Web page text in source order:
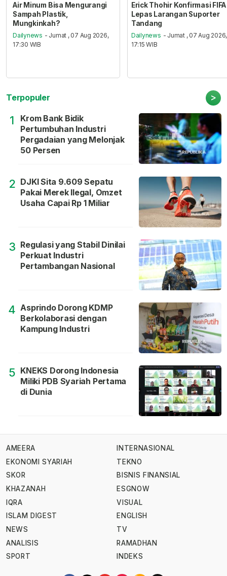
Air Minum Bisa Mengurangi
Sampah Plastik,
Mungkinkah?
Dailynews - Jumat , 07 Aug 2026,
17:30 WIB
Erick Thohir Konfirmasi FIFA
Lepas Larangan Suporter
Tandang
Dailynews - Jumat , 07 Aug 2026,
17:15 WIB
Terpopuler >
1
Krom Bank Bidik
Pertumbuhan Industri
Pergadaian yang Melonjak
50 Persen
2 DJKI Sita 9.609 Sepatu
Pakai Merek Ilegal, Omzet
Usaha Capai Rp 1 Miliar
3 Regulasi yang Stabil Dinilai
Perkuat Industri
Pertambangan Nasional
4 Asprindo Dorong KDMP
Berkolaborasi dengan
Kampung Industri
5 KNEKS Dorong Indonesia
Miliki PDB Syariah Pertama
di Dunia
AMEERA
EKONOMI SYARIAH
SKOR
KHAZANAH
IQRA
ISLAM DIGEST
NEWS
ANALISIS
SPORT
INTERNASIONAL
TEKNO
BISNIS FINANSIAL
ESGNOW
VISUAL
ENGLISH
TV
RAMADHAN
INDEKS